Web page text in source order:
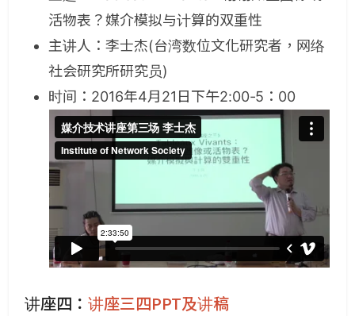
活物表？媒介模拟与计算的双重性
主讲人：李士杰(台湾数位文化研究者，网络
社会研究所研究员)
时间：2016年4月21日下午2:00-5：00
讲座四：讲座三四PPT及讲稿